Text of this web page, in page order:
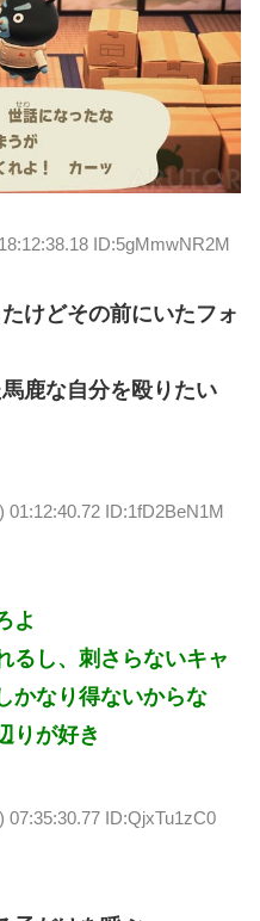
ID:5gMmwNR2M
けどその前にいたフォ
鹿な自分を殴りたい
01:12:40.72 ID:1fD2BeN1M
よ
るし、刺さらないキャ
かなり得ないからな
りが好き
07:35:30.77 ID:QjxTu1zC0